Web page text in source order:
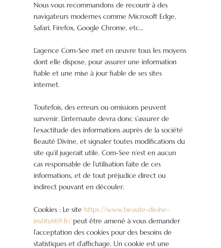
Nous vous recommandons de recourir à des
navigateurs modernes comme Microsoft Edge,
Safari, Firefox, Google Chrome, etc…
L’agence Com-See met en œuvre tous les moyens
dont elle dispose, pour assurer une information
fiable et une mise à jour fiable de ses sites
internet.
Toutefois, des erreurs ou omissions peuvent
survenir. L’internaute devra donc s’assurer de
l’exactitude des informations auprès de la société
Beauté Divine, et signaler toutes modifications du
site qu’il jugerait utile. Com-See n’est en aucun
cas responsable de l’utilisation faite de ces
informations, et de tout préjudice direct ou
indirect pouvant en découler.
Cookies : Le site https://www.beaute-divine-
institut69.fr/ peut être amené à vous demander
l’acceptation des cookies pour des besoins de
statistiques et d’affichage. Un cookie est une